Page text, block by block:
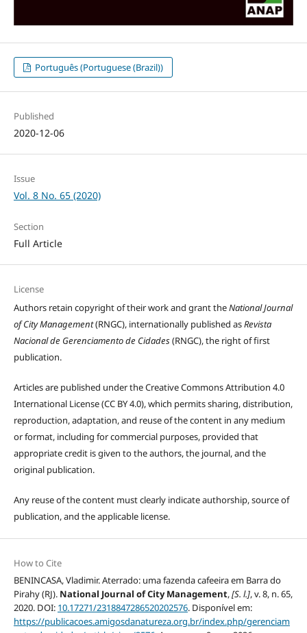
Português (Portuguese (Brazil))
Published
2020-12-06
Issue
Vol. 8 No. 65 (2020)
Section
Full Article
License
Authors retain copyright of their work and grant theNational Journal
of City Management(RNGC), internationally published asRevista
Nacional de Gerenciamento de Cidades(RNGC), the right of first
publication.
Articles are published under the Creative Commons Attribution 4.0
International License (CC BY 4.0), which permits sharing, distribution,
reproduction, adaptation, and reuse of the content in any medium
or format, including for commercial purposes, provided that
appropriate credit is given to the authors, the journal, and the
original publication.
Any reuse of the content must clearly indicate authorship, source of
publication, and the applicable license.
How to Cite
BENINCASA, Vladimir. Aterrado: uma fazenda cafeeira em Barra do
Pirahy (RJ). National Journal of City Management,[S. l.], v. 8, n. 65,
2020. DOI: 10.17271/2318847286520202576. Disponível em:
https://publicacoes.amigosdanatureza.org.br/index.php/gerenciam